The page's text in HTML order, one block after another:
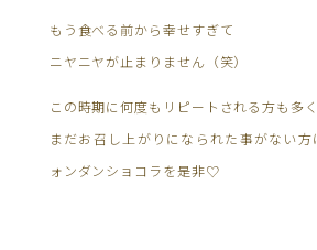
もう食べる前から幸せすぎて
ニヤニヤが止まりません（笑）
この時期に何度もリピートされる方も多く
まだお召し上がりになられた事がない方
ォンダンショコラを是非♡